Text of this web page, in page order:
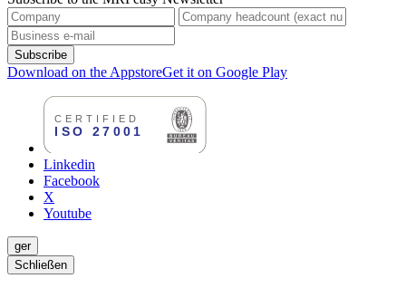
Subscribe
Download on the AppstoreGet it on Google Play
Linkedin
Facebook
X
Youtube
ger
Schließen